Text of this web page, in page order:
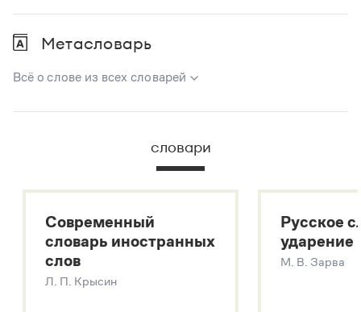
Метасловарь
Всё о слове из всех словарей
В метасловаре Грамоты в удобном виде собрана вся
Русский орфографический словарь
Большой толковый словарь русских глаголов
Современный словарь иностранных слов
Звук – технология синтеза платформы
SaluteSpeech
словари
Современный
словарь иностранных
слов
Л. П. Крысин
Русское
ударение
М. В. Зарва